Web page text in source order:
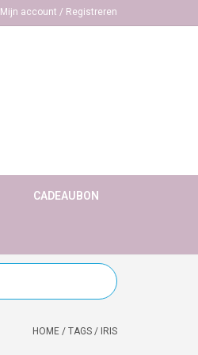
Mijn account / Registreren
CADEAUBON
HOME / TAGS / IRIS